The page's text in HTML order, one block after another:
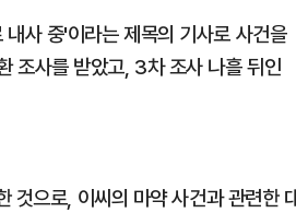
사 중'이라는 제목의 기사로 사건을
조사를 받았고, 3차 조사 나흘 뒤인
으로, 이씨의 마약 사건과 관련한